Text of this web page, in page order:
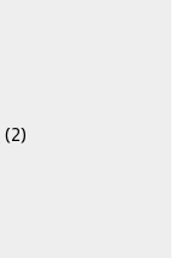
(2)